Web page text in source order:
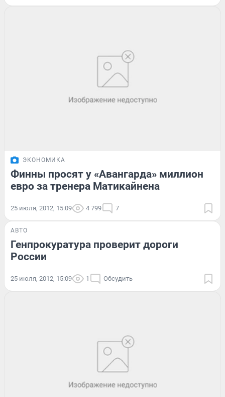
ЭКОНОМИКА
Финны просят у «Авангарда» миллион
евро за тренера Матикайнена
25 июля, 2012, 15:09 4 799 7
АВТО
Генпрокуратура проверит дороги
России
25 июля, 2012, 15:09 1 Обсудить